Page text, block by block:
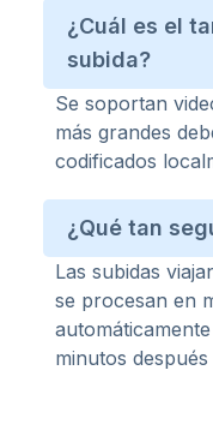
¿Cuál es el
subida?
Se soportan
más grandes
codificados
¿Qué tan
Las subidas
se procesan en
minutos